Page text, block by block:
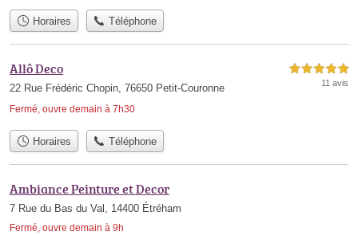
Horaires Téléphone
Allô Deco
22 Rue Frédéric Chopin, 76650 Petit-Couronne
Fermé, ouvre demain à 7h30
5,0 étoiles sur 5
11 avis
Horaires Téléphone
Ambiance Peinture et Decor
7 Rue du Bas du Val, 14400 Étréham
Fermé, ouvre demain à 9h